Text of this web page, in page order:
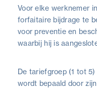
Voor elke werknemer
forfaitaire bijdrage te
voor preventie en
waarbij hij is
De tariefgroep (1 tot
wordt bepaald door